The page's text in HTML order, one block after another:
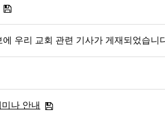
우리 교회 관련 기사가 게재되었습니
나 안내